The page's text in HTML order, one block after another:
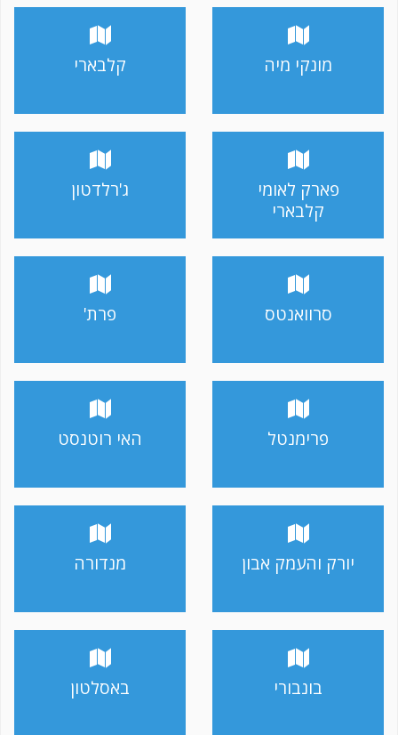
מונקי מיה קלבארי
פארק לאומי
קלבארי
ג'רלדטון
סרוואנטס פרת'
פרימנטל האי רוטנסט
יורק והעמק אבון מנדורה
בונבורי באסלטון